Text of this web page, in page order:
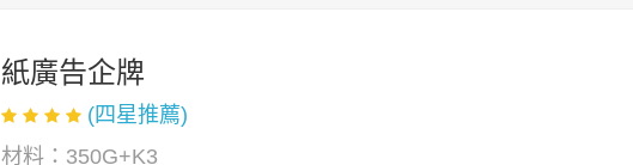
紙廣告企牌
(四星推薦)
材料：350G+K3